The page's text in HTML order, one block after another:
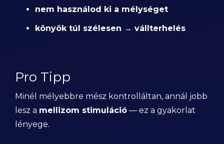
nem használod ki a mélységet
könyök túl szélesen → vállterhelés
Pro Tipp
Minél mélyebbre mész kontrolláltan, annál jobb
lesz a mellizom stimuláció — ez a gyakorlat
lényege.